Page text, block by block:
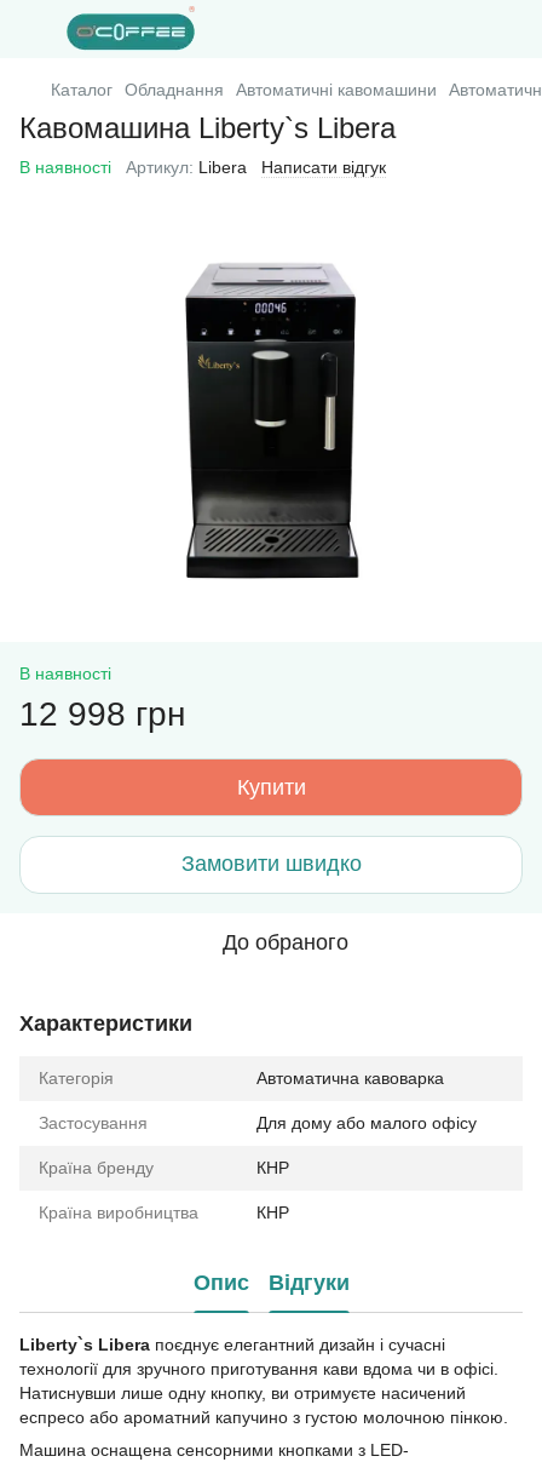
Каталог Обладнання Автоматичні кавомашини
Кавомашина Liberty`s Libera
В наявності Артикул: Libera Написати відгук
В наявності
12 998 грн
Купити
Замовити швидко
До обраного
Характеристики
Категорія Автоматична кавоварка
Застосування Для дому або малого офісу
Країна бренду КНР
Країна виробництва КНР
Опис Відгуки
Liberty`s Libera поєднує елегантний дизайн і сучасні
технології для зручного приготування кави вдома чи в офісі.
Натиснувши лише одну кнопку, ви отримуєте насичений
еспресо або ароматний капучино з густою молочною пінкою.
Машина оснащена сенсорними кнопками з LED-